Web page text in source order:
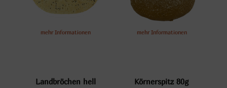
mehr Informationen mehr Informationen
Landbröchen hell Körnerspitz 80g